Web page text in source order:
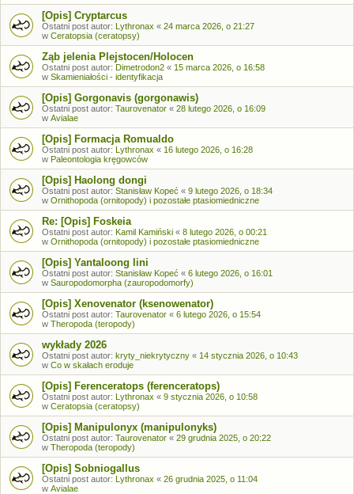
[Opis] Cryptarcus
Ostatni post autor: Lythronax « 24 marca 2026, o 21:27
w Ceratopsia (ceratopsy)
Ząb jelenia Plejstocen/Holocen
Ostatni post autor: Dimetrodon2 « 15 marca 2026, o 16:58
w Skamieniałości - identyfikacja
[Opis] Gorgonavis (gorgonawis)
Ostatni post autor: Taurovenator « 28 lutego 2026, o 16:09
w Avialae
[Opis] Formacja Romualdo
Ostatni post autor: Lythronax « 16 lutego 2026, o 16:28
w Paleontologia kręgowców
[Opis] Haolong dongi
Ostatni post autor: Stanisław Kopeć « 9 lutego 2026, o 18:34
w Ornithopoda (ornitopody) i pozostałe ptasiomiedniczne
Re: [Opis] Foskeia
Ostatni post autor: Kamil Kamiński « 8 lutego 2026, o 00:21
w Ornithopoda (ornitopody) i pozostałe ptasiomiedniczne
[Opis] Yantaloong lini
Ostatni post autor: Stanisław Kopeć « 6 lutego 2026, o 16:01
w Sauropodomorpha (zauropodomorfy)
[Opis] Xenovenator (ksenowenator)
Ostatni post autor: Taurovenator « 6 lutego 2026, o 15:54
w Theropoda (teropody)
wykłady 2026
Ostatni post autor: kryty_niekrytyczny « 14 stycznia 2026, o 10:43
w Co w skałach eroduje
[Opis] Ferenceratops (ferenceratops)
Ostatni post autor: Lythronax « 9 stycznia 2026, o 10:58
w Ceratopsia (ceratopsy)
[Opis] Manipulonyx (manipulonyks)
Ostatni post autor: Taurovenator « 29 grudnia 2025, o 20:22
w Theropoda (teropody)
[Opis] Sobniogallus
Ostatni post autor: Lythronax « 26 grudnia 2025, o 11:04
w Avialae